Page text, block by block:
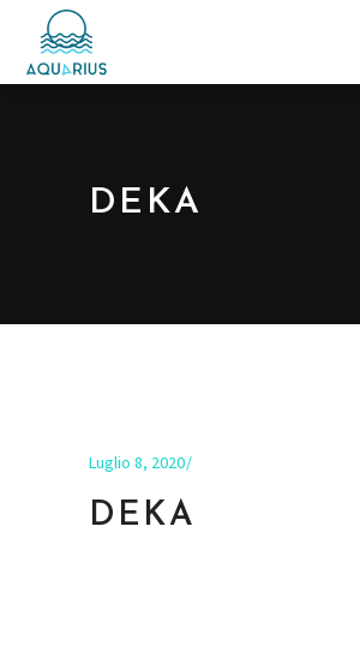
DEKA
Luglio 8, 2020
DEKA